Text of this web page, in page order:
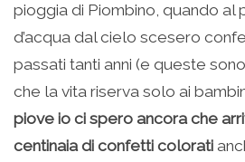
pioggia di Piombino, quando al
d’acqua dal cielo scesero
passati tanti anni (e queste
che la vita riserva solo ai
piove io ci spero ancora che
centinaia di confetti colorati